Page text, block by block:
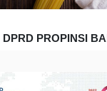
PROPINSI